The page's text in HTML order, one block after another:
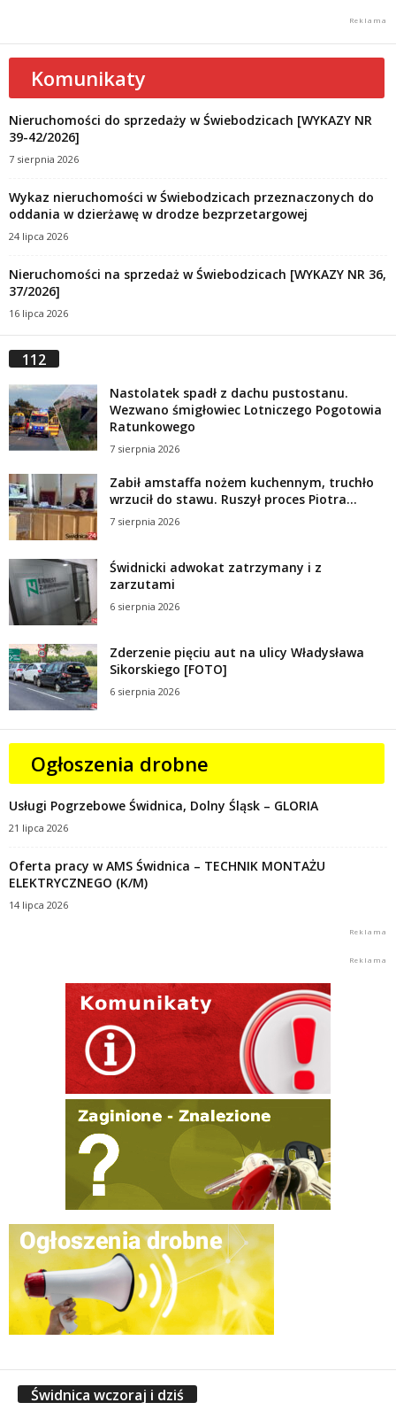
Komunikaty
Nieruchomości do sprzedaży w Świebodzicach [WYKAZY NR
39-42/2026]
7 sierpnia 2026
Wykaz nieruchomości w Świebodzicach przeznaczonych do
oddania w dzierżawę w drodze bezprzetargowej
24 lipca 2026
Nieruchomości na sprzedaż w Świebodzicach [WYKAZY NR 36,
37/2026]
16 lipca 2026
112
Nastolatek spadł z dachu pustostanu.
Wezwano śmigłowiec Lotniczego Pogotowia
Ratunkowego
7 sierpnia 2026
Zabił amstaffa nożem kuchennym, truchło
wrzucił do stawu. Ruszył proces Piotra...
7 sierpnia 2026
Świdnicki adwokat zatrzymany i z
zarzutami
6 sierpnia 2026
Zderzenie pięciu aut na ulicy Władysława
Sikorskiego [FOTO]
6 sierpnia 2026
Ogłoszenia drobne
Usługi Pogrzebowe Świdnica, Dolny Śląsk – GLORIA
21 lipca 2026
Oferta pracy w AMS Świdnica – TECHNIK MONTAŻU
ELEKTRYCZNEGO (K/M)
14 lipca 2026
Świdnica wczoraj i dziś